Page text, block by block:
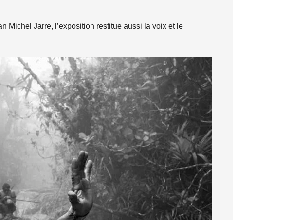
Michel Jarre, l’exposition restitue aussi la voix et le